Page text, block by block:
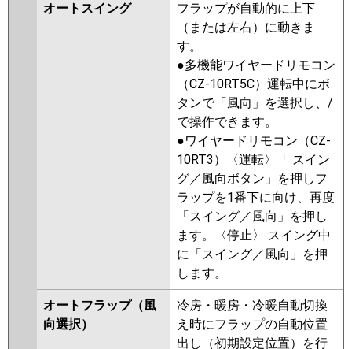
オートスイング
フラップが自動的に上下
（または左右）に動きま
す。
●多機能ワイヤードリモコン
（CZ-10RT5C）運転中にボ
タンで「風向」を選択し、/
で操作できます。
●ワイヤードリモコン（CZ-
10RT3）〈運転〉「 スイン
グ／風向ボタン」を押しフ
ラップを1番下に向け、再度
「スイング／風向」を押し
ます。〈停止〉 スイング中
に「スイング／風向」を押
します。
オートフラップ（風
向選択）
冷房・暖房・冷暖自動切換
え時にフラップの自動位置
出し（初期設定位置）を行